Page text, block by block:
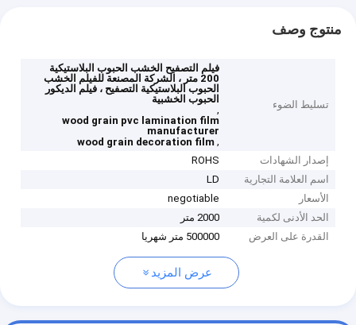
منتوج وصف
تسليط الضوء
فيلم التصفيح الخشب الحبوب البلاستيكية
200 متر ، الشركة المصنعة للفيلم الخشب
الحبوب البلاستيكية التصفيح ، فيلم الديكور
الحبوب الخشبية
,
wood grain pvc lamination film
manufacturer
,
wood grain decoration film
إصدار الشهادات
ROHS
اسم العلامة التجارية
LD
الأسعار
negotiable
الحد الأدنى لكمية
2000 متر
القدرة على العرض
500000 متر شهريا
عرض المزيد